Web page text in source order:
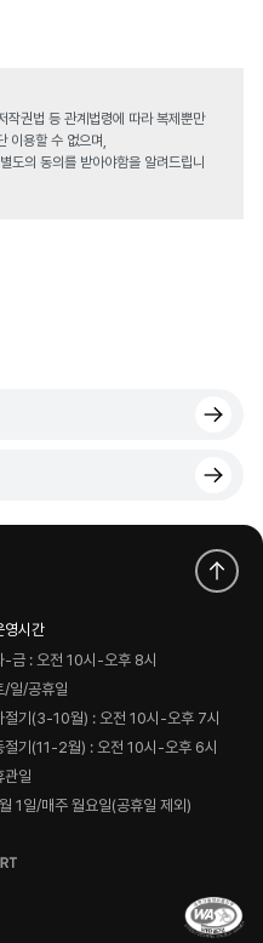
작권법 등 관계법령에 따라 복제뿐만
이용할 수 없으며,
도의 동의를 받아야함을 알려드립니
영시간
-금 : 오전 10시-오후 8시
/일/공휴일
절기(3-10월) : 오전 10시-오후 7시
절기(11-2월) : 오전 10시-오후 6시
관일
1일/매주 월요일(공휴일 제외)